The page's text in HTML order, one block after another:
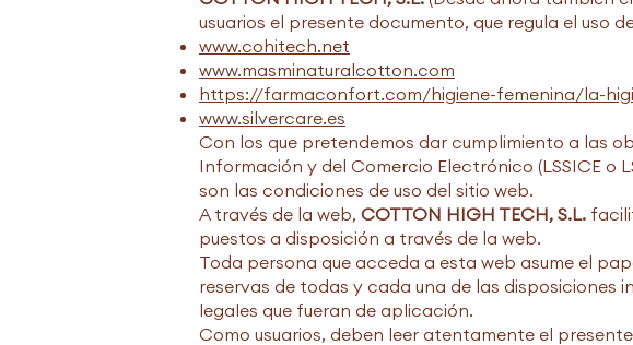
usuarios el presente documento, que regula el uso
www.cohitech.net
www.masminaturalcotton.com
https://farmaconfort.com/higiene-femenina/la-
www.silvercare.es
Con los que pretendemos dar cumplimiento a las
Información y del Comercio Electrónico (LSSICE o
son las condiciones de uso del sitio web.
A través de la web, COTTON HIGH TECH, S.L.
puestos a disposición a través de la web.
Toda persona que acceda a esta web asume el
reservas de todas y cada una de las disposiciones
legales que fueran de aplicación.
Como usuarios, deben leer atentamente el